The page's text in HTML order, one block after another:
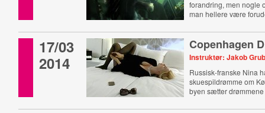
forandring, men nogle
man hellere være
17/03
2014
Copenhagen
Instruktør: Jakob
Russisk-franske Nina
skuespildrømme om
byen sætter